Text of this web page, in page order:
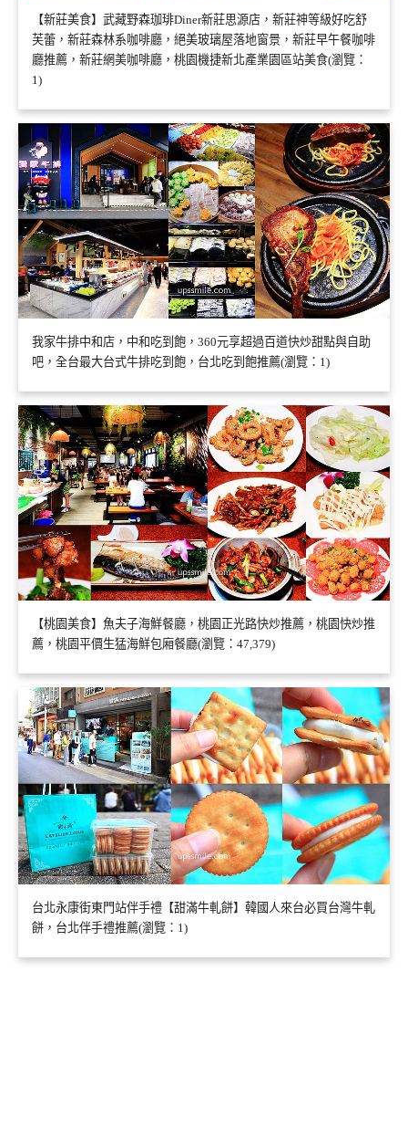
【新莊美食】武藏野森珈琲Diner新莊思源店，新莊神等級好吃舒
芙蕾，新莊森林系咖啡廳，絕美玻璃屋落地窗景，新莊早午餐咖啡
廳推薦，新莊網美咖啡廳，桃園機捷新北產業園區站美食(瀏覽：
1)
我家牛排中和店，中和吃到飽，360元享超過百道快炒甜點與自助
吧，全台最大台式牛排吃到飽，台北吃到飽推薦(瀏覽：1)
【桃園美食】魚夫子海鮮餐廳，桃園正光路快炒推薦，桃園快炒推
薦，桃園平價生猛海鮮包廂餐廳(瀏覽：47,379)
台北永康街東門站伴手禮【甜滿牛軋餅】韓國人來台必買台灣牛軋
餅，台北伴手禮推薦(瀏覽：1)